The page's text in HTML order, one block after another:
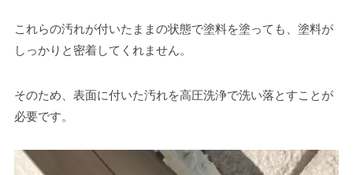
これらの汚れが付いたままの状態で塗料を塗っても、塗料が
しっかりと密着してくれません。
そのため、表面に付いた汚れを高圧洗浄で洗い落とすことが
必要です。